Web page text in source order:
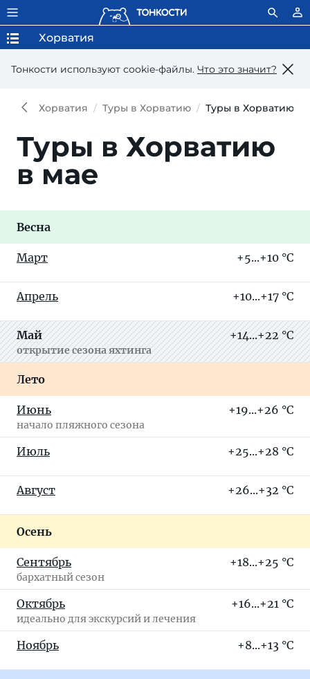
Тонкости используют сookie-файлы. Что это значит?
Хорватия
Хорватия Туры в Хорватию Туры в Хорватию в
Туры в Хорватию
в мае
Весна
Март +5...+10 °C
Апрель +10...+17 °C
Май
открытие сезона яхтинга
+14...+22 °C
Лето
Июнь
начало пляжного сезона
+19...+26 °C
Июль +25...+28 °C
Август +26...+32 °C
Осень
Сентябрь
бархатный сезон
+18...+25 °C
Октябрь
идеально для экскурсий и лечения
+16...+21 °C
Ноябрь +8...+13 °C